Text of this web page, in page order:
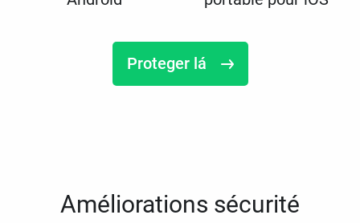
Proteger lá
Améliorations sécurité